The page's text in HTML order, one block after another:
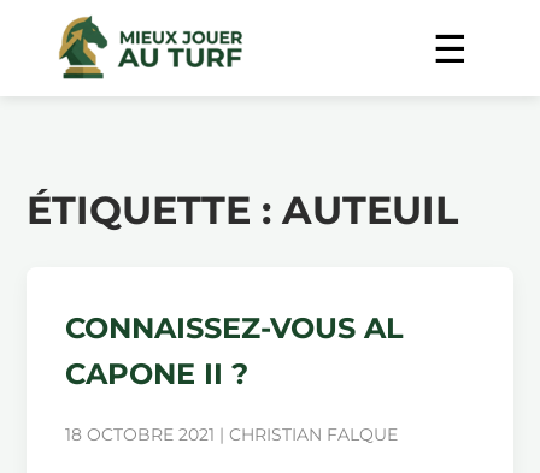
ÉTIQUETTE :AUTEUIL
CONNAISSEZ-VOUS AL
CAPONE II ?
18 OCTOBRE 2021 | CHRISTIAN FALQUE